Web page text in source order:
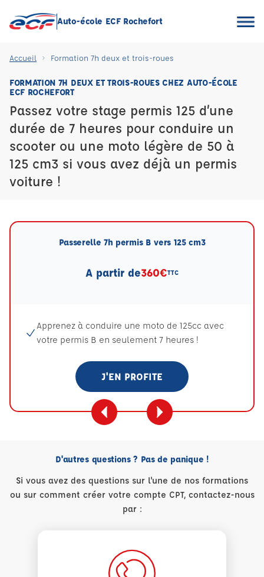
Auto-école ECF Rochefort
Accueil Formation 7h deux et trois-roues
FORMATION 7H DEUX ET TROIS-ROUES CHEZ AUTO-ÉCOLE
ECF ROCHEFORT
Passez votre stage permis 125 d’une
durée de 7 heures pour conduire un
scooter ou une moto légère de 50 à
125 cm3 si vous avez déjà un permis
voiture !
Passerelle 7h permis B vers 125 cm3
A partir de360€TTC
Apprenez à conduire une moto de 125cc avec
votre permis B en seulement 7 heures !
J'EN PROFITE
D'autres questions ? Pas de panique !
Si vous avez des questions sur l'une de nos formations
ou sur comment créer votre compte CPT, contactez-nous
par :